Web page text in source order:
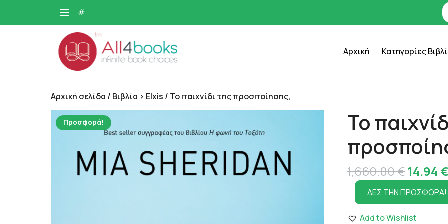
#
Αρχική Κατηγορίες
Αρχική σελίδα / Βιβλία > Elxis / Το παιχνίδι της προσποίησης,
Προσφορά!
Το
1,660.00€Original
price
was:
14.94 €
ΔΕΣ ΤΗΝ ΠΡΟΣΦΟΡΑ!
Add to Wishlist